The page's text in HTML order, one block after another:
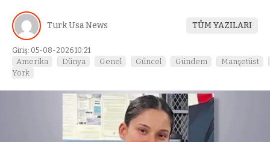
Turk Usa News TÜM YAZILARI
Giriş: 05-08-2026 10:21
Amerika Dünya Genel Güncel Gündem
Manşetüst
York